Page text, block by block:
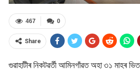
0
467
Share
গুৱাহাটীৰ নিকটৱৰ্তী আমিনগাঁৱত অহা ৩১ মাহৰ